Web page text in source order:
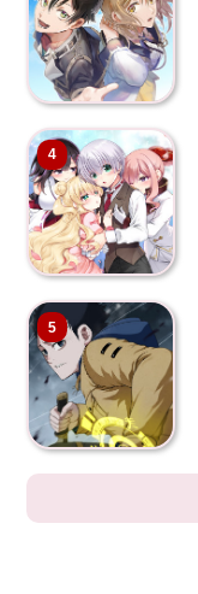
4
5